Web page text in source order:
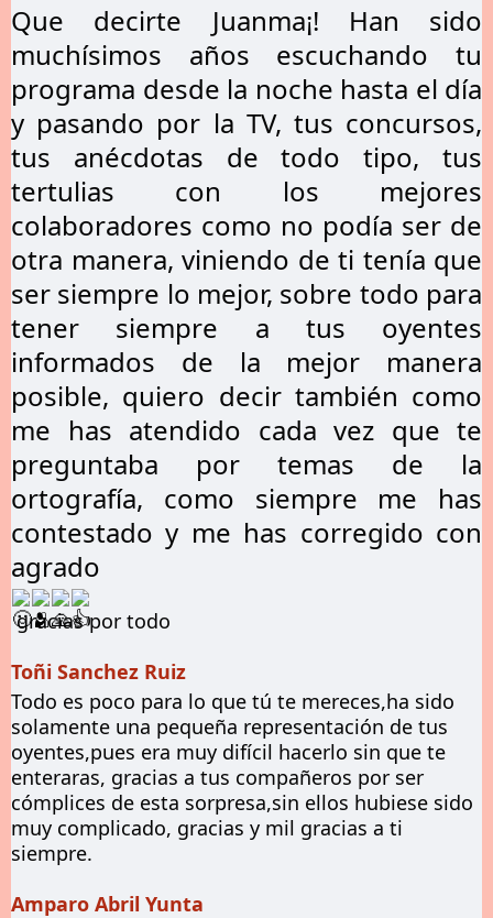
Que decirte Juanma¡! Han sido
muchísimos años escuchando tu
programa desde la noche hasta el día
y pasando por la TV, tus concursos,
tus anécdotas de todo tipo, tus
tertulias con los mejores
colaboradores como no podía ser de
otra manera, viniendo de ti tenía que
ser siempre lo mejor, sobre todo para
tener siempre a tus oyentes
informados de la mejor manera
posible, quiero decir también como
me has atendido cada vez que te
preguntaba por temas de la
ortografía, como siempre me has
contestado y me has corregido con
agrado
gracias por todo
Toñi Sanchez Ruiz
Todo es poco para lo que tú te mereces,ha sido
solamente una pequeña representación de tus
oyentes,pues era muy difícil hacerlo sin que te
enteraras, gracias a tus compañeros por ser
cómplices de esta sorpresa,sin ellos hubiese sido
muy complicado, gracias y mil gracias a ti
siempre.
Amparo Abril Yunta